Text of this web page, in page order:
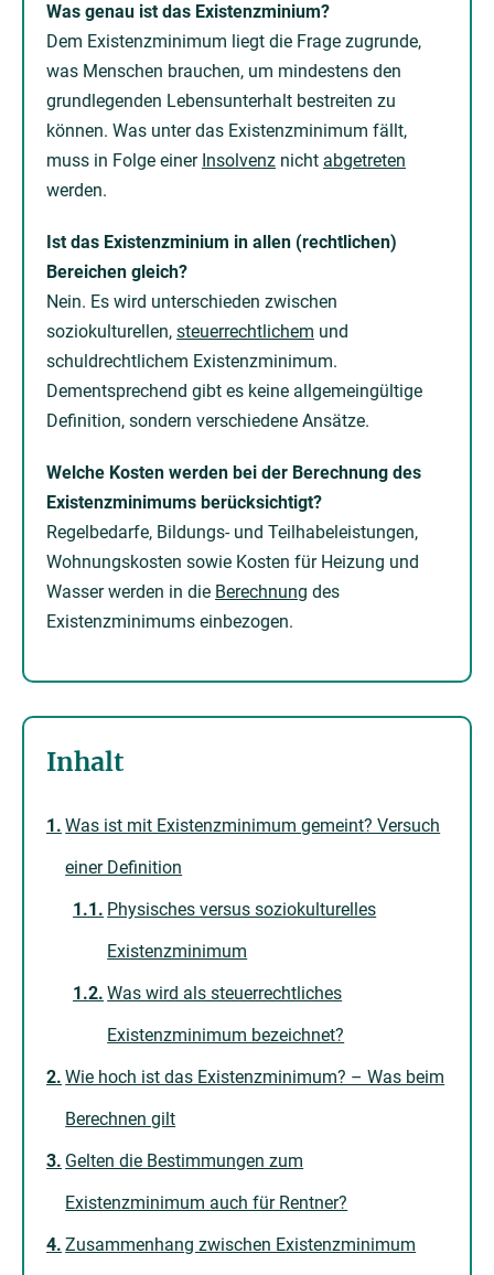
Was genau ist das Existenzminium?
Dem Existenzminimum liegt die Frage zugrunde,
was Menschen brauchen, um mindestens den
grundlegenden Lebensunterhalt bestreiten zu
können. Was unter das Existenzminimum fällt,
muss in Folge einer Insolvenz nicht abgetreten
werden.
Ist das Existenzminium in allen (rechtlichen)
Bereichen gleich?
Nein. Es wird unterschieden zwischen
soziokulturellen, steuerrechtlichem und
schuldrechtlichem Existenzminimum.
Dementsprechend gibt es keine allgemeingültige
Definition, sondern verschiedene Ansätze.
Welche Kosten werden bei der Berechnung des
Existenzminimums berücksichtigt?
Regelbedarfe, Bildungs- und Teilhabeleistungen,
Wohnungskosten sowie Kosten für Heizung und
Wasser werden in die Berechnung des
Existenzminimums einbezogen.
Inhalt
Was ist mit Existenzminimum gemeint? Versuch
einer Definition
Physisches versus soziokulturelles
Existenzminimum
Was wird als steuerrechtliches
Existenzminimum bezeichnet?
Wie hoch ist das Existenzminimum? – Was beim
Berechnen gilt
Gelten die Bestimmungen zum
Existenzminimum auch für Rentner?
Zusammenhang zwischen Existenzminimum